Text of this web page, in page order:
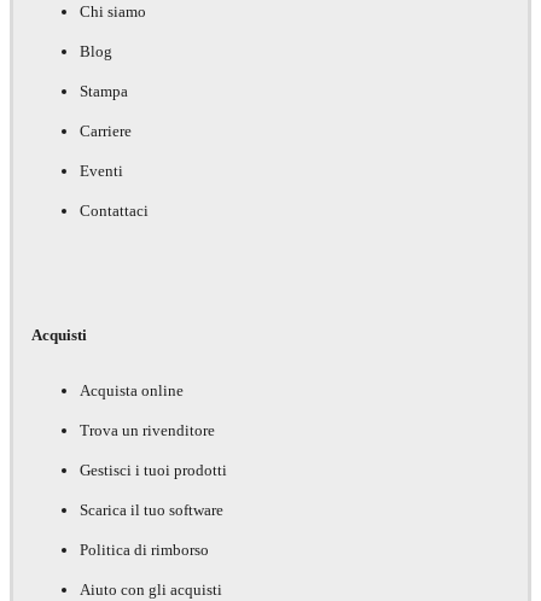
Chi siamo
Blog
Stampa
Carriere
Eventi
Contattaci
Acquisti
Acquista online
Trova un rivenditore
Gestisci i tuoi prodotti
Scarica il tuo software
Politica di rimborso
Aiuto con gli acquisti